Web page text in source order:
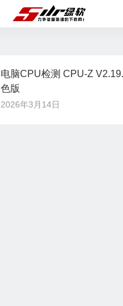
电脑CPU检测 CPU-Z
色版
2026年3月14日